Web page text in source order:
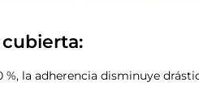
%, la adherencia disminuye